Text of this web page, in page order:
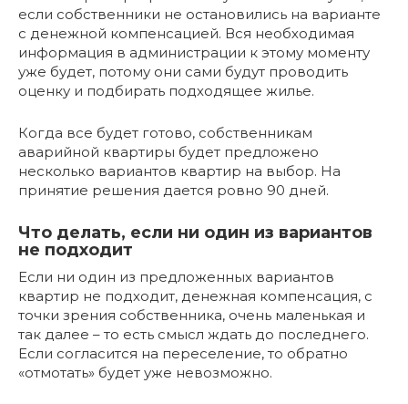
если собственники не остановились на варианте
с денежной компенсацией. Вся необходимая
информация в администрации к этому моменту
уже будет, потому они сами будут проводить
оценку и подбирать подходящее жилье.
Когда все будет готово, собственникам
аварийной квартиры будет предложено
несколько вариантов квартир на выбор. На
принятие решения дается ровно 90 дней.
Что делать, если ни один из вариантов
не подходит
Если ни один из предложенных вариантов
квартир не подходит, денежная компенсация, с
точки зрения собственника, очень маленькая и
так далее – то есть смысл ждать до последнего.
Если согласится на переселение, то обратно
«отмотать» будет уже невозможно.